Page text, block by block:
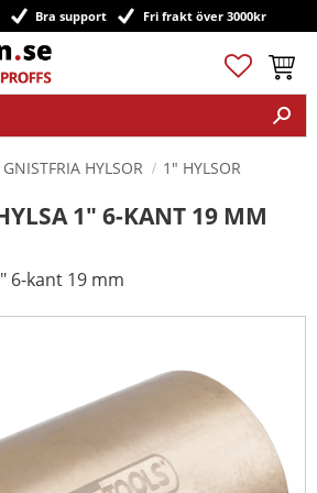
Bra support Fri frakt över 3000kr
Favoriter
GNISTFRIA HYLSOR 1" HYLSOR
1" 6-KANT 19 MM
6-kant 19 mm